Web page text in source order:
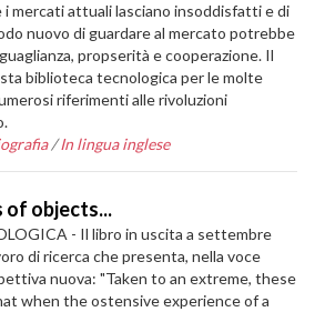
i mercati attuali lasciano insoddisfatti e di
nuovo di guardare al mercato potrebbe
propserità e cooperazione. Il
biblioteca tecnologica per le molte
riferimenti alle rivoluzioni
/In lingua inglese
of objects...
- Il libro in uscita a settembre
di ricerca che presenta, nella voce
nuova: "Taken to an extreme, these
when the ostensive experience of a